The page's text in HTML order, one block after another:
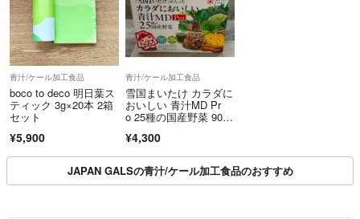
青汁/ケール加工食品
boco to deco 明日葉ス
ティック 3g×20本 2箱
セット
¥5,900
青汁/ケール加工食品
雪国まいたけ カラダに
おいしい 青汁MD Pr
o 25種の国産野菜 90袋
¥4,300
JAPAN GALSの青汁/ケール加工食品のおすすめ